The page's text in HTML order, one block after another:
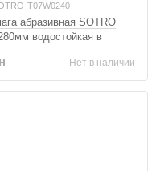
T07W0240
абразивная SOTRO
водостойкая в
Нет в наличии